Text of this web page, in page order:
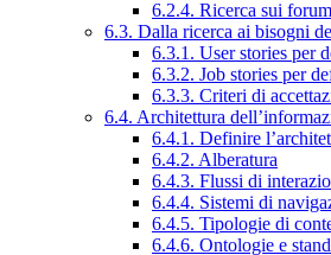
6.2.4. Ricerca sui forum
6.3. Dalla ricerca ai bisogni
6.3.1. User stories per
6.3.2. Job stories per
6.3.3. Criteri di
6.4. Architettura
6.4.1. Definire
6.4.2. Alberatura
6.4.3. Flussi di
6.4.4. Sistemi di
6.4.5. Tipologie di
6.4.6. Ontologie e